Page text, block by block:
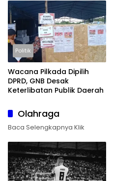
Politik
Wacana Pilkada Dipilih
DPRD, GNB Desak
Keterlibatan Publik Daerah
Olahraga
Baca Selengkapnya Klik